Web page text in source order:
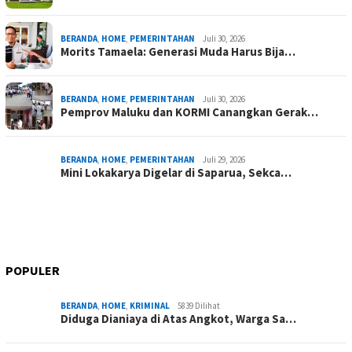
BERANDA, HOME, PEMERINTAHAN Juli 30, 2026
Morits Tamaela: Generasi Muda Harus Bija…
BERANDA, HOME, PEMERINTAHAN Juli 30, 2026
Pemprov Maluku dan KORMI Canangkan Gerak…
BERANDA, HOME, PEMERINTAHAN Juli 29, 2026
Mini Lokakarya Digelar di Saparua, Sekca…
POPULER
BERANDA, HOME, KRIMINAL 5839 Dilihat
Diduga Dianiaya di Atas Angkot, Warga Sa…